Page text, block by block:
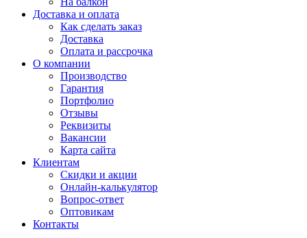
Доставка и оплата
Как сделать заказ
Доставка
Оплата и рассрочка
О компании
Производство
Гарантия
Портфолио
Отзывы
Реквизиты
Вакансии
Карта сайта
Клиентам
Скидки и акции
Онлайн-калькулятор
Вопрос-ответ
Оптовикам
Контакты